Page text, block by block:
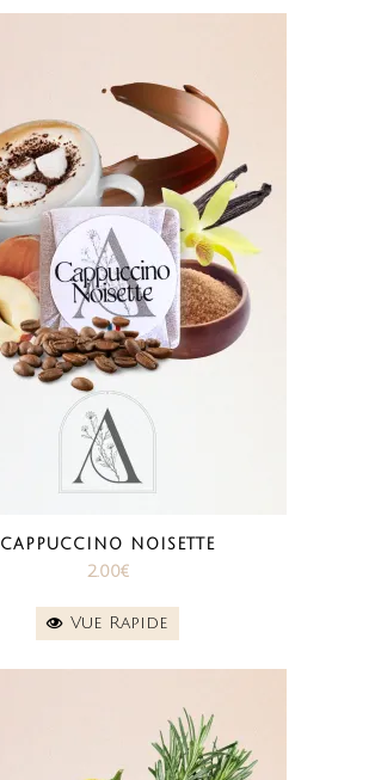
CAPPUCCINO NOISETTE
2.00€
Vue Rapide